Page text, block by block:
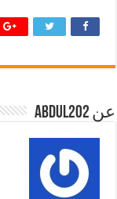
عن abdul202